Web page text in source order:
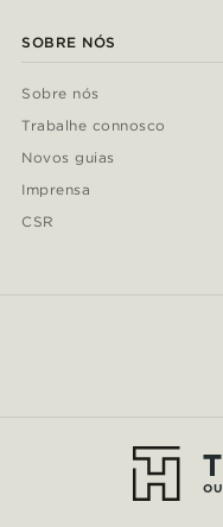
SOBRE NÓS
Sobre nós
Trabalhe connosco
Novos guias
Imprensa
CSR